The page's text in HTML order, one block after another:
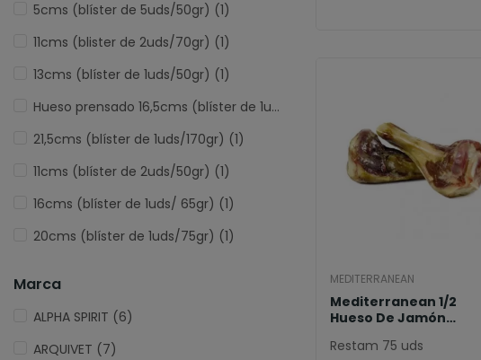
5cms (blíster de 5uds/50gr) (1)
11cms (blister de 2uds/70gr) (1)
13cms (blíster de 1uds/50gr) (1)
Hueso prensado 16,5cms (blíster de 1uds/100gr)
21,5cms (blíster de 1uds/170gr) (1)
11cms (blíster de 2uds/50gr) (1)
16cms (blíster de 1uds/ 65gr) (1)
20cms (blíster de 1uds/75gr) (1)
Marca
ALPHA SPIRIT (6)
ARQUIVET (7)
MEDITERRANEAN
Mediterranean 1/2
Hueso De Jamón
Restam 75 uds